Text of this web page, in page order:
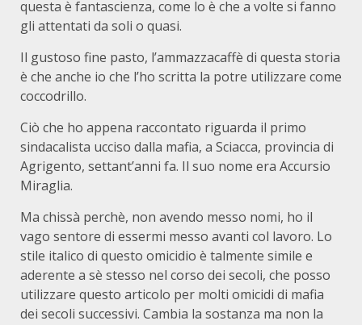
questa è fantascienza, come lo è che a volte si fanno
gli attentati da soli o quasi.
Il gustoso fine pasto, l’ammazzacaffè di questa storia
è che anche io che l’ho scritta la potre utilizzare come
coccodrillo.
Ciò che ho appena raccontato riguarda il primo
sindacalista ucciso dalla mafia, a Sciacca, provincia di
Agrigento, settant’anni fa. Il suo nome era Accursio
Miraglia.
Ma chissà perchè, non avendo messo nomi, ho il
vago sentore di essermi messo avanti col lavoro. Lo
stile italico di questo omicidio è talmente simile e
aderente a sè stesso nel corso dei secoli, che posso
utilizzare questo articolo per molti omicidi di mafia
dei secoli successivi. Cambia la sostanza ma non la